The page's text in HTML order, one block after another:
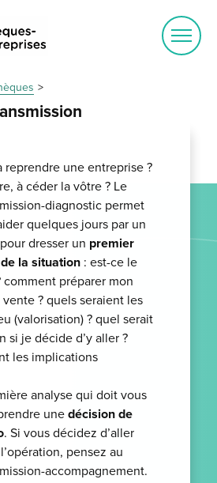
reprendre une entreprise ?
à céder la vôtre ? Le
diagnostic permet
quelques jours par un
dresser un premier
la situation : est-ce le
comment préparer mon
? quels seraient les
(valorisation) ? quel serait
si je décide d’y aller ?
les implications
analyse qui doit vous
une décision de
. Si vous décidez d’aller
pensez au
accompagnement.
Ouvrir
le